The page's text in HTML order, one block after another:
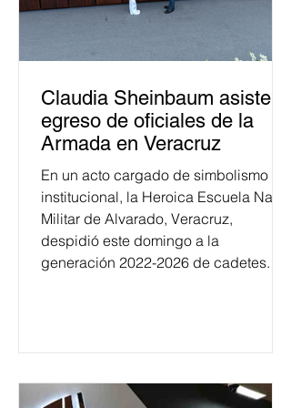
Claudia Sheinbaum asiste a
egreso de oficiales de la
Armada en Veracruz
En un acto cargado de simbolismo
institucional, la Heroica Escuela Naval
Militar de Alvarado, Veracruz,
despidió este domingo a la
generación 2022-2026 de cadetes.